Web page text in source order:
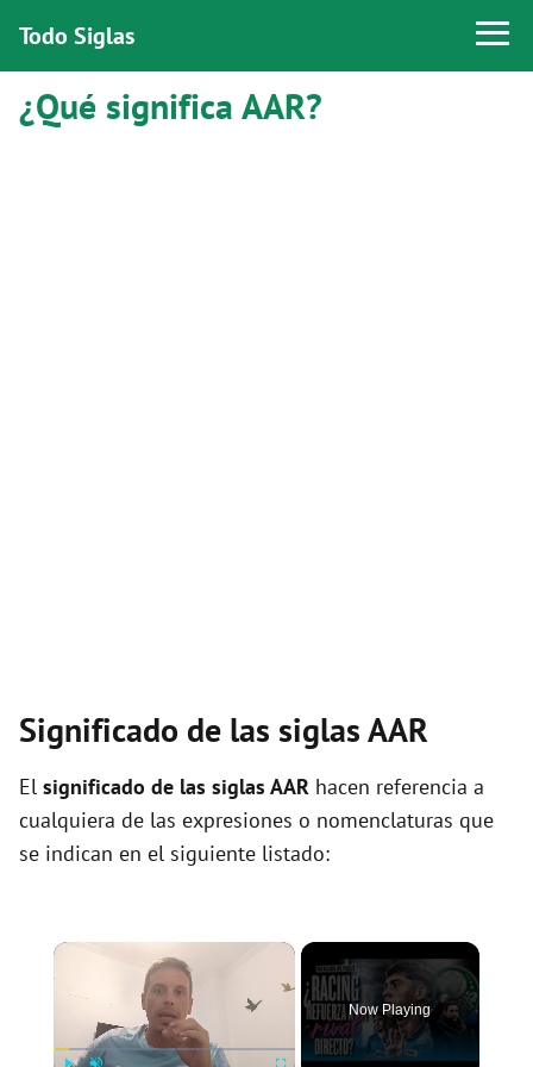
Todo Siglas
¿Qué significa AAR?
Significado de las siglas AAR
El significado de las siglas AAR hacen referencia a
cualquiera de las expresiones o nomenclaturas que
se indican en el siguiente listado:
×
Now Playing